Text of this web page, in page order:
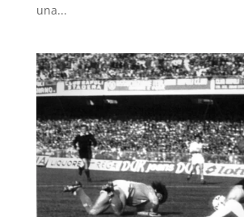
una...